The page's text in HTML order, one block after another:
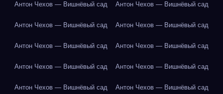
Антон Чехов — Вишнёвый сад Антон Чехов — Вишнёвый сад
Антон Чехов — Вишнёвый сад Антон Чехов — Вишнёвый сад
Антон Чехов — Вишнёвый сад Антон Чехов — Вишнёвый сад
Антон Чехов — Вишнёвый сад Антон Чехов — Вишнёвый сад
Антон Чехов — Вишнёвый сад Антон Чехов — Вишнёвый сад